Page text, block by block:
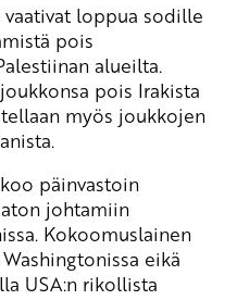
loppua sodille
pois
alueilta.
pois Irakista
myös joukkojen
päinvastoin
johtamiin
Kokoomuslainen
eikä
USA:n rikollista